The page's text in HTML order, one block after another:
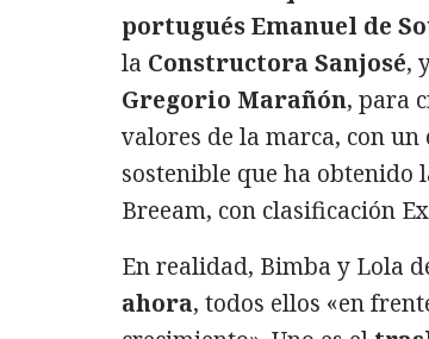
portugués Emanuel de
la Constructora Sanjosé,
Gregorio Marañón, para
valores de la marca, con
sostenible que ha
Breeam, con clasificación
En realidad, Bimba y Lola
ahora, todos ellos «en